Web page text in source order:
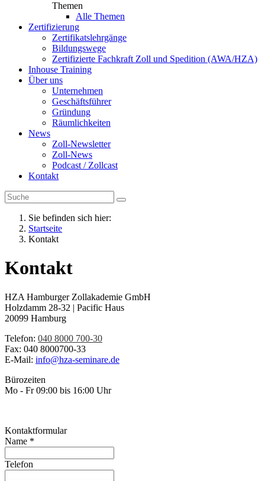
Themen
Alle Themen
Zertifizierung
Zertifikatslehrgänge
Bildungswege
Zertifizierte Fachkraft Zoll und Spedition (AWA/HZA)
Inhouse Training
Über uns
Unternehmen
Geschäftsführer
Gründung
Räumlichkeiten
News
Zoll-Newsletter
Zoll-News
Podcast / Zollcast
Kontakt
Sie befinden sich hier:
Startseite
Kontakt
Kontakt
HZA Hamburger Zollakademie GmbH
Holzdamm 28-32 | Pacific Haus
20099 Hamburg
Telefon: 040 8000 700-30
Fax: 040 8000700-33
E-Mail: info@hza-seminare.de
Bürozeiten
Mo - Fr 09:00 bis 16:00 Uhr
Kontaktformular
Name *
Telefon